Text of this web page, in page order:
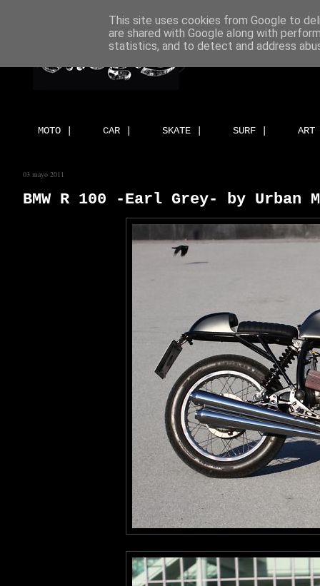
MOTO | CAR | SKATE | SURF |
03 mayo 2011
BMW R 100 -Earl Grey- by Urban
This site uses cookies from Google to
are shared with Google along with
statistics, and to detect and address